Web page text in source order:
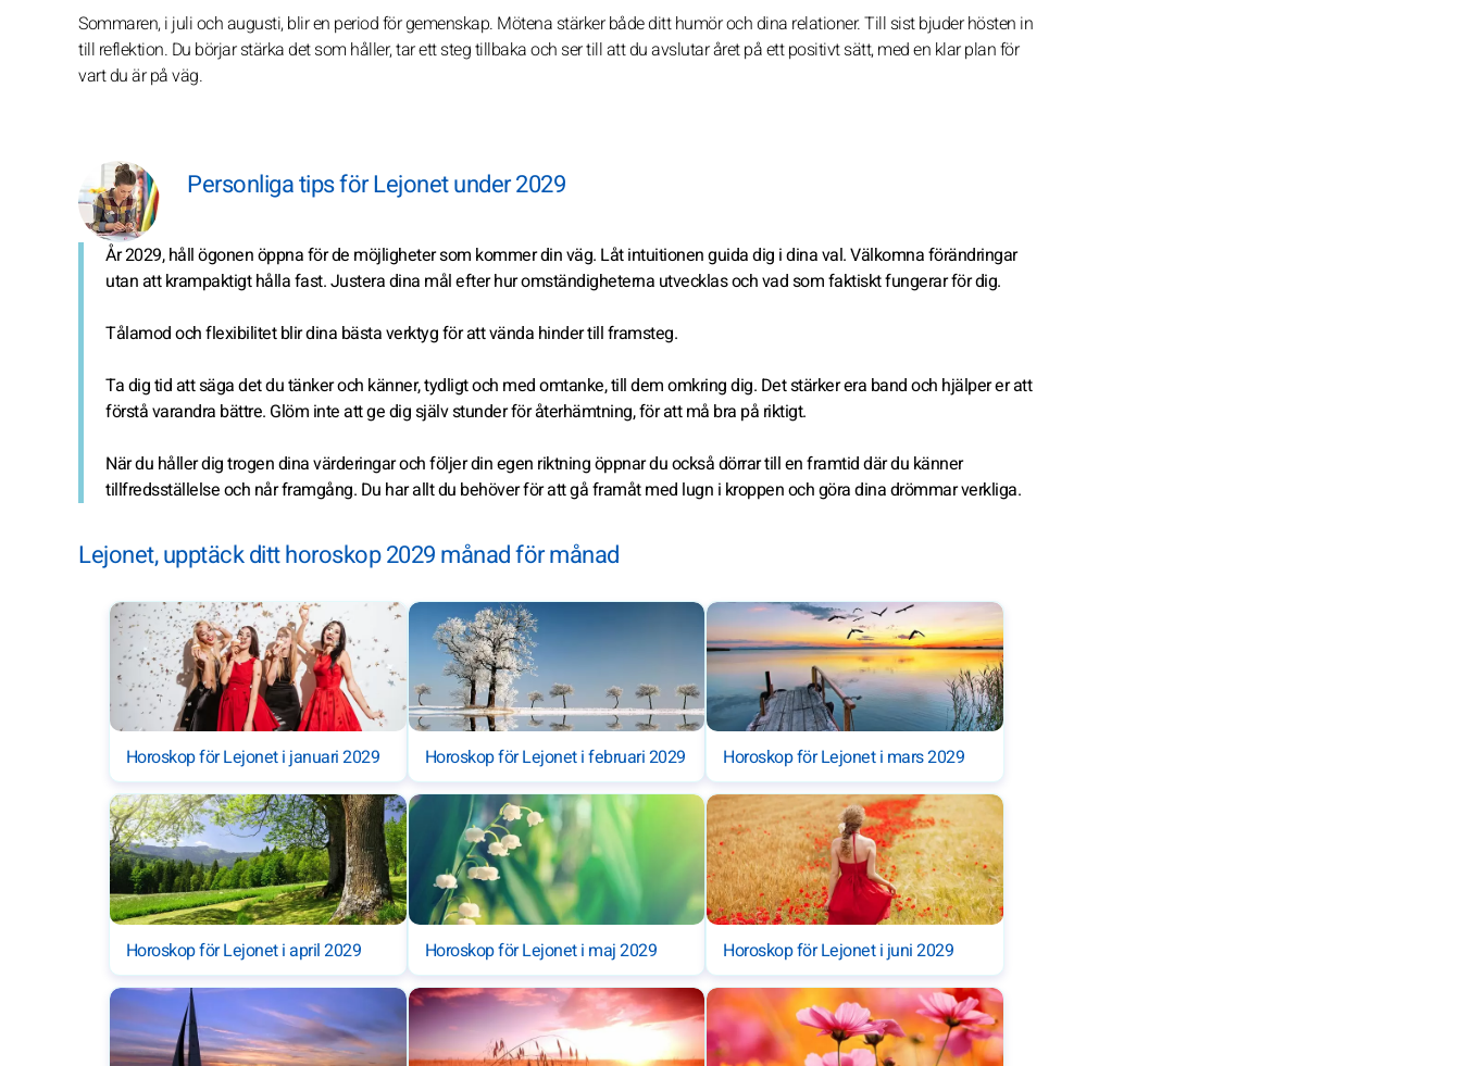
Sommaren, i juli och augusti, blir en period för gemenskap. Mötena stärker både ditt humör och dina relationer. Till sist bjuder hösten in
till reflektion. Du börjar stärka det som håller, tar ett steg tillbaka och ser till att du avslutar året på ett positivt sätt, med en klar plan för
vart du är på väg.
Personliga tips för Lejonet under 2029
År 2029, håll ögonen öppna för de möjligheter som kommer din väg. Låt intuitionen guida dig i dina val. Välkomna förändringar
utan att krampaktigt hålla fast. Justera dina mål efter hur omständigheterna utvecklas och vad som faktiskt fungerar för dig.
Tålamod och flexibilitet blir dina bästa verktyg för att vända hinder till framsteg.
Ta dig tid att säga det du tänker och känner, tydligt och med omtanke, till dem omkring dig. Det stärker era band och hjälper er att
förstå varandra bättre. Glöm inte att ge dig själv stunder för återhämtning, för att må bra på riktigt.
När du håller dig trogen dina värderingar och följer din egen riktning öppnar du också dörrar till en framtid där du känner
tillfredsställelse och når framgång. Du har allt du behöver för att gå framåt med lugn i kroppen och göra dina drömmar verkliga.
Lejonet, upptäck ditt horoskop 2029 månad för månad
Horoskop för Lejonet i januari 2029 Horoskop för Lejonet i februari 2029 Horoskop för Lejonet i mars 2029
Horoskop för Lejonet i april 2029 Horoskop för Lejonet i maj 2029 Horoskop för Lejonet i juni 2029